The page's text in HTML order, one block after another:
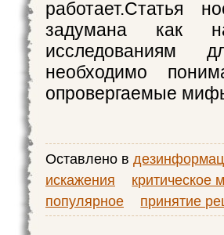
работает.​Статья
задумана как
исследованиям
необходимо
опровергаемые
Оставлено в
искажения
критическое
популярное
принятие